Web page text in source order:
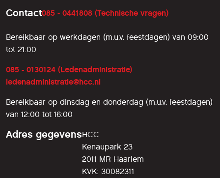
Contact085 - 0441808 (Technische vragen)
Bereikbaar op werkdagen (m.u.v. feestdagen) van 09:00
tot 21:00
085 - 0130124 (Ledenadministratie)
ledenadministratie@hcc.nl
Bereikbaar op dinsdag en donderdag (m.u.v. feestdagen)
van 12:00 tot 16:00
Adres gegevensHCC
Kenaupark 23
2011 MR Haarlem
KVK: 30082311